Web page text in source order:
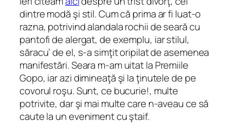
dintre modă şi stil. Cum că prima ar fi luat-o
razna, potrivind alandala rochii de seară cu
pantofi de alergat, de exemplu, iar stilul,
săracu’ de el, s-a simţit oripilat de asemenea
manifestări. Seara m-am uitat la Premiile
Gopo, iar azi dimineaţă şi la ţinutele de pe
covorul roşu. Sunt, ce bucurie!, multe
potrivite, dar şi mai multe care n-aveau ce să
caute la un eveniment cu ştaif.